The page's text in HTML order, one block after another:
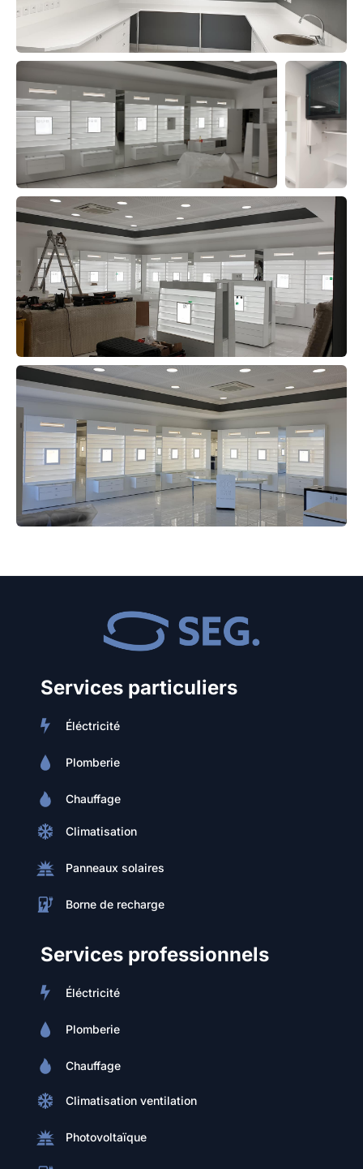
Services particuliers
Éléctricité
Plomberie
Chauffage
Climatisation
Panneaux solaires
Borne de recharge
Services professionnels
Éléctricité
Plomberie
Chauffage
Climatisation ventilation
Photovoltaïque